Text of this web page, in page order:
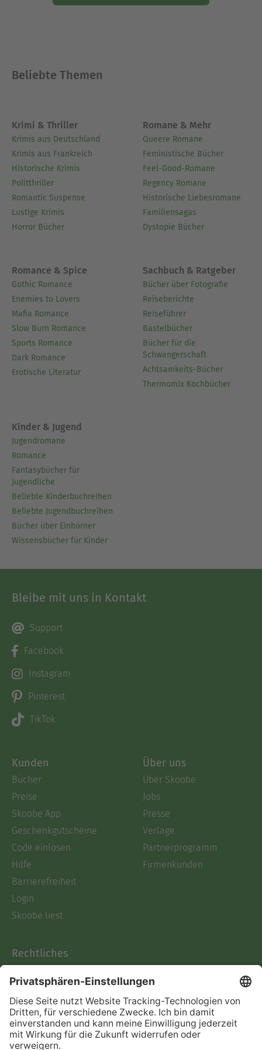
Beliebte Themen
Krimi & Thriller
Krimis aus Deutschland
Krimis aus Frankreich
Historische Krimis
Politthriller
Romantic Suspense
Lustige Krimis
Horror Bücher
Romane & Mehr
Queere Romane
Feministische Bücher
Feel-Good-Romane
Regency Romane
Historische Liebesromane
Familiensagas
Dystopie Bücher
Romance & Spice
Gothic Romance
Enemies to Lovers
Mafia Romance
Slow Burn Romance
Sports Romance
Dark Romance
Erotische Literatur
Sachbuch & Ratgeber
Bücher über Fotografie
Reiseberichte
Reiseführer
Bastelbücher
Bücher für die
Schwangerschaft
Achtsamkeits-Bücher
Thermomix Kochbücher
Kinder & Jugend
Jugendromane
Romance
Fantasybücher für
Jugendliche
Beliebte Kinderbuchreihen
Beliebte Jugendbuchreihen
Bücher über Einhörner
Wissensbücher für Kinder
Bleibe mit uns in Kontakt
Support
Facebook
Instagram
Pinterest
TikTok
Kunden
Bücher
Preise
Skoobe App
Geschenkgutscheine
Code einlösen
Hilfe
Barrierefreiheit
Login
Skoobe liest
Über uns
Über Skoobe
Jobs
Presse
Verlage
Partnerprogramm
Firmenkunden
Rechtliches
AGB
Informationen nach Data
Act
Verträge hier kündigen